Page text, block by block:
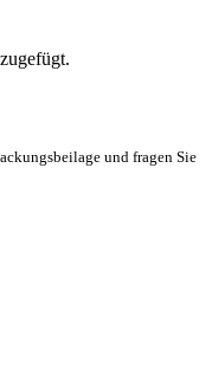
und fragen Sie